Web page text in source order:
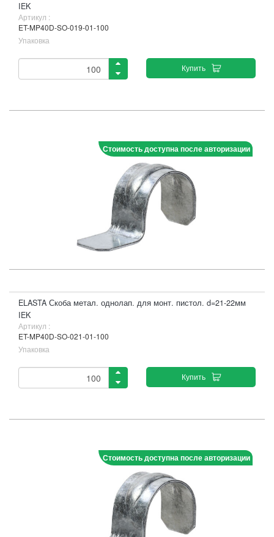
IEK
Артикул :
ET-MP40D-SO-019-01-100
Упаковка
Купить
Стоимость доступна после авторизации
ELASTA Скоба метал. однолап. для монт. пистол. d=21-22мм
IEK
Артикул :
ET-MP40D-SO-021-01-100
Упаковка
Купить
Стоимость доступна после авторизации